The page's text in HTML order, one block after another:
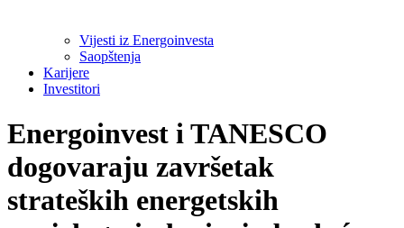
Vijesti iz Energoinvesta
Saopštenja
Karijere
Investitori
Energoinvest i TANESCO
dogovaraju završetak
strateških energetskih